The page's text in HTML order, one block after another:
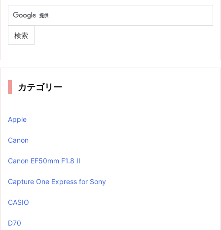
カテゴリー
Apple
Canon
Canon EF50mm F1.8 II
Capture One Express for Sony
CASIO
D70